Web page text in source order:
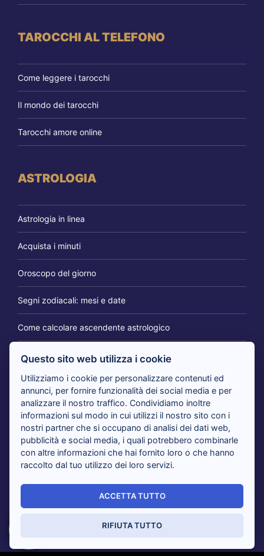
TAROCCHI AL TELEFONO
Come leggere i tarocchi
Il mondo dei tarocchi
Tarocchi amore online
ASTROLOGIA
Astrologia in linea
Acquista i minuti
Oroscopo del giorno
Segni zodiacali: mesi e date
Come calcolare ascendente astrologico
IL BLOG DEI CARTOMANTI
Tarocchi 365 giorni per te: il consulto per cambiare
prospettiva
Tarocchi nuovi amori in arrivo: i cartomanti rispondono
Sensitivi al telefono risolvono i tuoi dubbi con i Tarocchi:
Questo sito web utilizza i cookie
Utilizziamo i cookie per personalizzare contenuti ed
annunci, per fornire funzionalità dei social media e per
analizzare il nostro traffico. Condividiamo inoltre
informazioni sul modo in cui utilizzi il nostro sito con i
nostri partner che si occupano di analisi dei dati web,
pubblicità e social media, i quali potrebbero combinarle
con altre informazioni che hai fornito loro o che hanno
raccolto dal tuo utilizzo dei loro servizi.
ACCETTA TUTTO
RIFIUTA TUTTO